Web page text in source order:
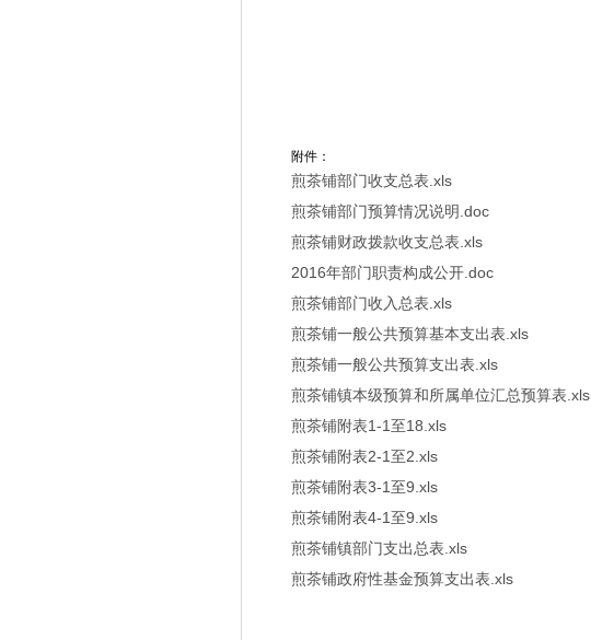
附件：
煎茶铺部门收支总表.xls
煎茶铺部门预算情况说明.doc
煎茶铺财政拨款收支总表.xls
2016年部门职责构成公开.doc
煎茶铺部门收入总表.xls
煎茶铺一般公共预算基本支出表.xls
煎茶铺一般公共预算支出表.xls
煎茶铺镇本级预算和所属单位汇总预算表.xls
煎茶铺附表1-1至18.xls
煎茶铺附表2-1至2.xls
煎茶铺附表3-1至9.xls
煎茶铺附表4-1至9.xls
煎茶铺镇部门支出总表.xls
煎茶铺政府性基金预算支出表.xls